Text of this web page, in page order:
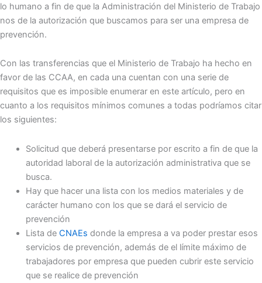
lo humano a fin de que la Administración del Ministerio de Trabajo
nos de la autorización que buscamos para ser una empresa de
prevención.
Con las transferencias que el Ministerio de Trabajo ha hecho en
favor de las CCAA, en cada una cuentan con una serie de
requisitos que es imposible enumerar en este artículo, pero en
cuanto a los requisitos mínimos comunes a todas podríamos citar
los siguientes:
Solicitud que deberá presentarse por escrito a fin de que la
autoridad laboral de la autorización administrativa que se
busca.
Hay que hacer una lista con los medios materiales y de
carácter humano con los que se dará el servicio de
prevención
Lista deCNAEs donde la empresa a va poder prestar esos
servicios de prevención, además de el límite máximo de
trabajadores por empresa que pueden cubrir este servicio
que se realice de prevención